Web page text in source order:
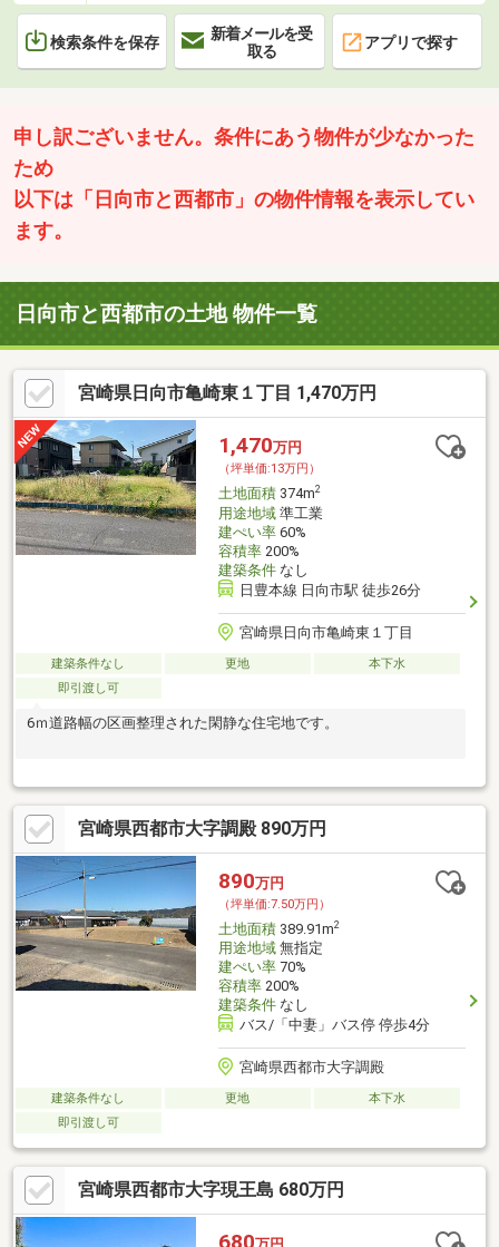
検索条件を保存
新着メールを受
取る
アプリで探す
申し訳ございません。条件にあう物件が少なかった
ため
以下は「日向市と西都市」の物件情報を表示してい
ます。
日向市と西都市の土地 物件一覧
宮崎県日向市亀崎東１丁目 1,470万円
1,470万円
（坪単価:13万円）
土地面積374m2
用途地域準工業
建ぺい率60%
容積率200%
建築条件なし
日豊本線 日向市駅 徒歩26分
宮崎県日向市亀崎東１丁目
建築条件なし 更地
本下水
即引渡し可
6ｍ道路幅の区画整理された閑静な住宅地です。
宮崎県西都市大字調殿 890万円
890万円
（坪単価:7.50万円）
土地面積389.91m2
用途地域無指定
建ぺい率70%
容積率200%
建築条件なし
バス/「中妻」バス停 停歩4分
宮崎県西都市大字調殿
建築条件なし 更地
本下水
即引渡し可
宮崎県西都市大字現王島 680万円
680